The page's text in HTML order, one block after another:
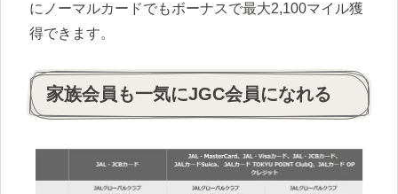
にノーマルカードでもボーナスで最大2,100マイル獲
得できます。
家族会員も一気にJGC会員になれる